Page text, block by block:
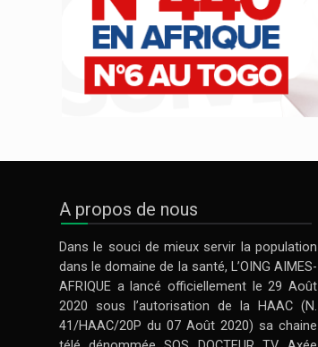
A propos de nous
Dans le souci de mieux servir la population
dans le domaine de la santé, L’OING AIMES-
AFRIQUE a lancé officiellement le 29 Août
2020 sous l’autorisation de la HAAC (N.
41/HAAC/20P du 07 Août 2020) sa chaine